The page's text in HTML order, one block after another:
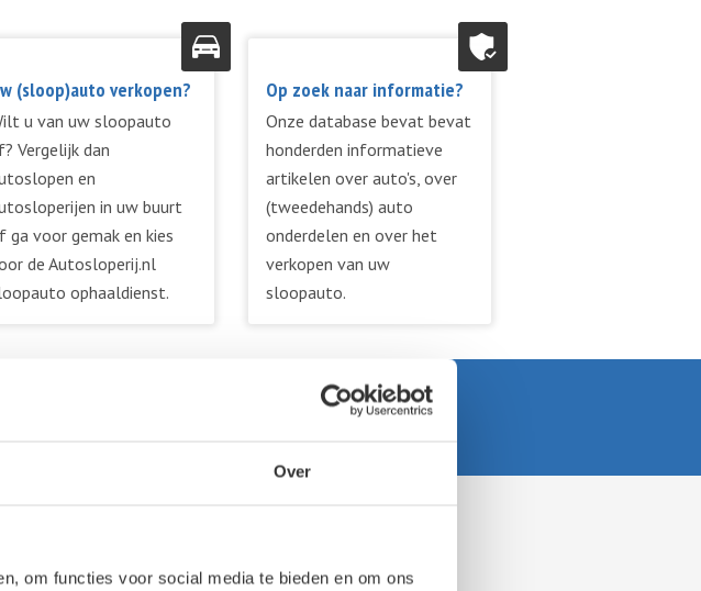
Over
om functies voor social media te bieden en om ons
(sloop)auto verkopen?
u van uw sloopauto
Vergelijk dan
en
in uw buurt
ga voor gemak en kies
de Autosloperij.nl
ophaaldienst.
Op zoek naar informatie?
Onze database bevat bevat
honderden informatieve
artikelen over auto's, over
(tweedehands) auto
onderdelen en over het
verkopen van uw
sloopauto.
Haarlemmermeer